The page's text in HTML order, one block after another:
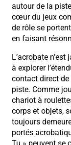
autour de la
cœur du jeux
de rôle se
en faisant
L’acrobate
à explorer
contact direct de
piste. Comme
chariot à
corps et objets,
toujours
portés